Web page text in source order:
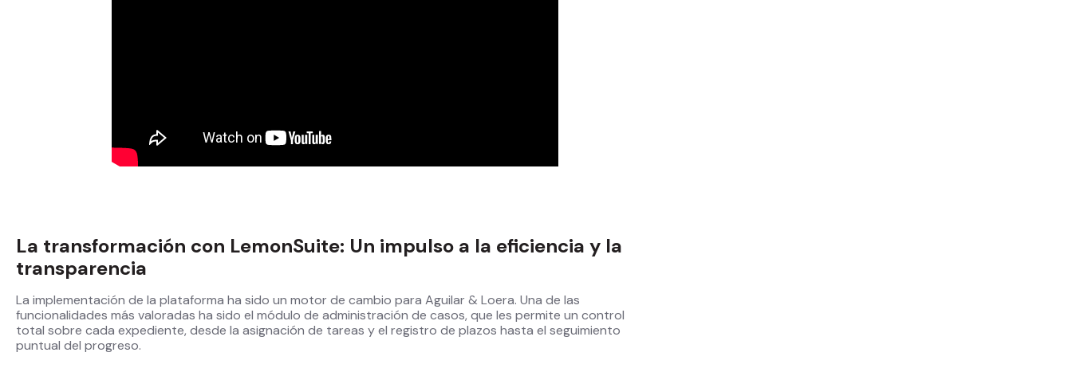
La transformación con LemonSuite: Un impulso a la eficiencia y la
transparencia
La implementación de la plataforma ha sido un motor de cambio para Aguilar & Loera. Una de las
funcionalidades más valoradas ha sido el módulo de administración de casos, que les permite un control
total sobre cada expediente, desde la asignación de tareas y el registro de plazos hasta el seguimiento
puntual del progreso.